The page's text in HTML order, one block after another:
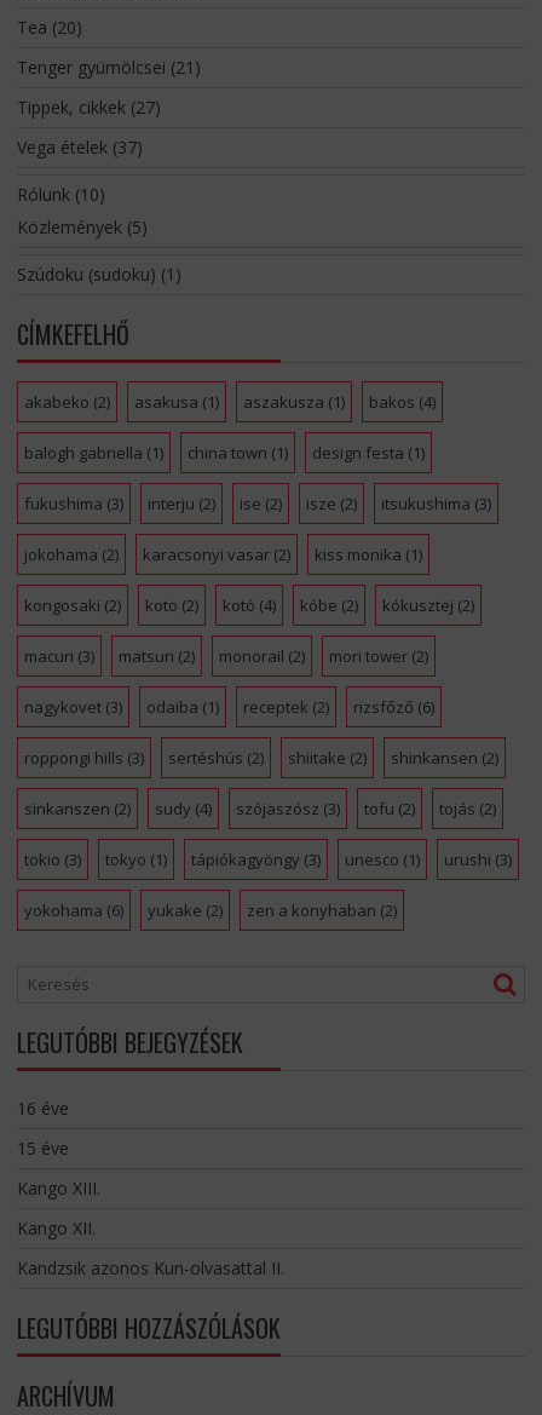
Tea (20)
Tenger gyümölcsei (21)
Tippek, cikkek(27)
Vega ételek(37)
Rólunk(10)
Közlemények(5)
Szúdoku (sudoku) (1)
CÍMKEFELHŐ
akabeko (2) asakusa (1) aszakusza (1) bakos (4)
balogh gabriella (1) china town (1) design festa (1)
fukushima (3) interju (2) ise (2) isze (2) itsukushima (3)
jokohama (2) karacsonyi vasar(2) kiss monika (1)
kongosaki (2) koto (2) kotó (4) kóbe (2) kókusztej (2)
macuri (3) matsuri (2) monorail (2) mori tower(2)
nagykovet(3) odaiba (1) receptek (2) rizsfőző (6)
roppongi hills (3) sertéshús (2) shiitake (2) shinkansen (2)
sinkanszen (2) sudy (4) szójaszósz (3) tofu (2) tojás (2)
tokio (3) tokyo (1) tápiókagyöngy (3) unesco (1) urushi (3)
yokohama (6) yukake (2) zen a konyhaban (2)
LEGUTÓBBI BEJEGYZÉSEK
16 éve
15 éve
Kango XIII.
Kango XII.
Kandzsik azonos Kun-olvasattal II.
LEGUTÓBBI HOZZÁSZÓLÁSOK
ARCHÍVUM